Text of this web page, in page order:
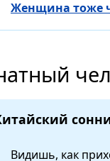
Женщина тоже
Видишь, как